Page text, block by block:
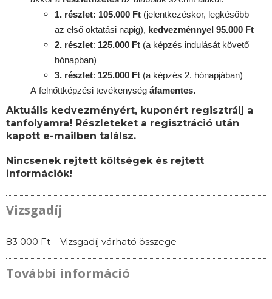
1. részlet: 105.000 Ft (jelentkezéskor, legkésőbb
az első oktatási napig), kedvezménnyel 95.000 Ft
2. részlet: 125.000 Ft (a képzés indulását követő
hónapban)
3. részlet: 125.000 Ft (a képzés 2. hónapjában)
A felnőttképzési tevékenység áfamentes.
Aktuális kedvezményért, kuponért regisztrálj a
tanfolyamra! Részleteket a regisztráció után
kapott e-mailben találsz.
Nincsenek rejtett költségek és rejtett
információk!
Vizsgadíj
83 000 Ft - Vizsgadíj várható összege
További információ